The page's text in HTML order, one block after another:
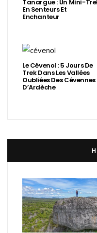
Tanargue : Un Mini-
En Senteurs Et
Enchanteur
Le Cévenol : 5 Jours De
Trek Dans Les Vallées
Oubliées Des Cévennes
D’Ardèche